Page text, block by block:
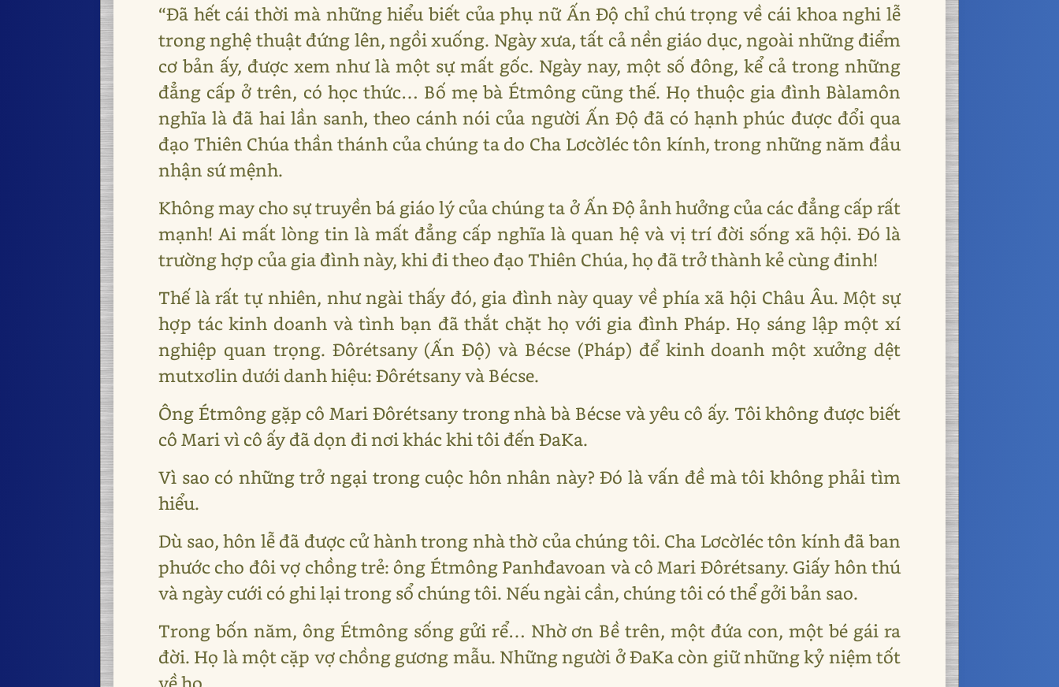
“Đã hết cái thời mà những hiểu biết của phụ nữ Ấn Độ chỉ chú trọng về cái khoa nghi lễ
trong nghệ thuật đứng lên, ngồi xuống. Ngày xưa, tất cả nền giáo dục, ngoài những điểm
cơ bản ấy, được xem như là một sự mất gốc. Ngày nay, một số đông, kể cả trong những
đẳng cấp ở trên, có học thức… Bố mẹ bà Étmông cũng thế. Họ thuộc gia đình Bàlamôn
nghĩa là đã hai lần sanh, theo cánh nói của người Ấn Độ đã có hạnh phúc được đổi qua
đạo Thiên Chúa thần thánh của chúng ta do Cha Lơcờléc tôn kính, trong những năm đầu
nhận sứ mệnh.
Không may cho sự truyền bá giáo lý của chúng ta ở Ấn Độ ảnh hưởng của các đẳng cấp rất
mạnh! Ai mất lòng tin là mất đẳng cấp nghĩa là quan hệ và vị trí đời sống xã hội. Đó là
trường hợp của gia đình này, khi đi theo đạo Thiên Chúa, họ đã trở thành kẻ cùng đinh!
Thế là rất tự nhiên, như ngài thấy đó, gia đình này quay về phía xã hội Châu Âu. Một sự
hợp tác kinh doanh và tình bạn đã thắt chặt họ với gia đình Pháp. Họ sáng lập một xí
nghiệp quan trọng. Đôrétsany (Ấn Độ) và Bécse (Pháp) để kinh doanh một xưởng dệt
mutxơlin dưới danh hiệu: Đôrétsany và Bécse.
Ông Étmông gặp cô Mari Đôrétsany trong nhà bà Bécse và yêu cô ấy. Tôi không được biết
cô Mari vì cô ấy đã dọn đi nơi khác khi tôi đến ĐaKa.
Vì sao có những trở ngại trong cuộc hôn nhân này? Đó là vấn đề mà tôi không phải tìm
hiểu.
Dù sao, hôn lễ đã được cử hành trong nhà thờ của chúng tôi. Cha Lơcờléc tôn kính đã ban
phước cho đôi vợ chồng trẻ: ông Étmông Panhđavoan và cô Mari Đôrétsany. Giấy hôn thú
và ngày cưới có ghi lại trong sổ chúng tôi. Nếu ngài cần, chúng tôi có thể gởi bản sao.
Trong bốn năm, ông Étmông sống gửi rể… Nhờ ơn Bề trên, một đứa con, một bé gái ra
đời. Họ là một cặp vợ chồng gương mẫu. Những người ở ĐaKa còn giữ những kỷ niệm tốt